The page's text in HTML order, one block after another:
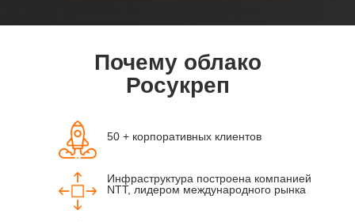
Почему облако
Росукреп
50 + корпоративных клиентов
Инфраструктура построена компанией
NTT, лидером международного рынка
vSSD-2000 IOPS/ТБ
vSSD-5000 IOPS/ТБ